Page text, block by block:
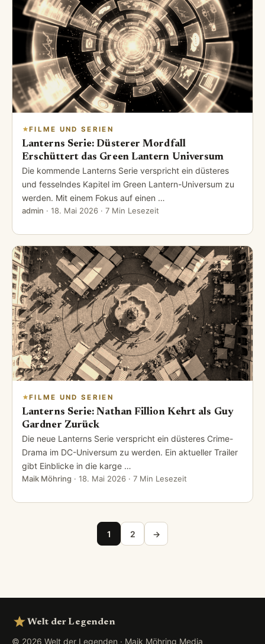
FILME UND SERIEN
Lanterns Serie: Düsterer Mordfall
Erschüttert das Green Lantern Universum
Die kommende Lanterns Serie verspricht ein düsteres
und fesselndes Kapitel im Green Lantern-Universum zu
werden. Mit einem Fokus auf einen …
admin · 18. Mai 2026 · 7 Min Lesezeit
FILME UND SERIEN
Lanterns Serie: Nathan Fillion Kehrt als Guy
Gardner Zurück
Die neue Lanterns Serie verspricht ein düsteres Crime-
Drama im DC-Universum zu werden. Ein aktueller Trailer
gibt Einblicke in die karge …
Maik Möhring · 18. Mai 2026 · 7 Min Lesezeit
Seitennummerierung der Beiträge
1 2 →
Welt der Legenden
© 2026 Welt der Legenden · Maik Möhring Media